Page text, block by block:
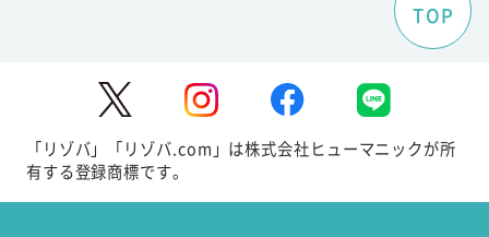
TOP
「リゾバ」「リゾバ.com」は株式会社ヒューマニックが所
有する登録商標です。